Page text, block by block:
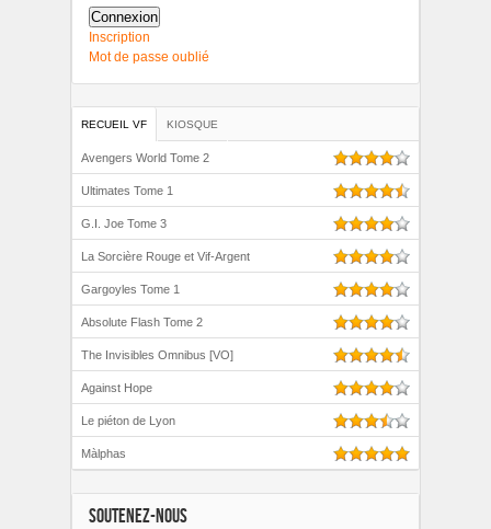
Connexion
Inscription
Mot de passe oublié
RECUEIL VF KIOSQUE
Avengers World Tome 2
Ultimates Tome 1
G.I. Joe Tome 3
La Sorcière Rouge et Vif-Argent
Gargoyles Tome 1
Absolute Flash Tome 2
The Invisibles Omnibus [VO]
Against Hope
Le piéton de Lyon
Màlphas
SOUTENEZ-NOUS